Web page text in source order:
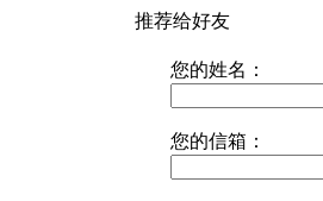
推荐给好友
您的姓名：
您的信箱：